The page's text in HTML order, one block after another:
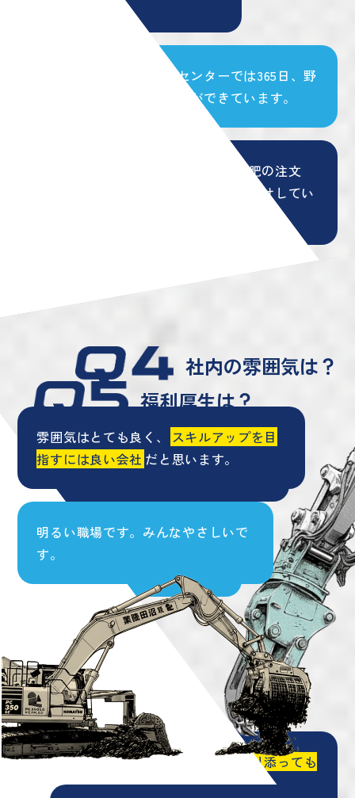
エコリサイクルセンターでは365日、野
菜の受け入れ体制ができています。
お客様の要望に合わせ、チップや堆肥の注文
は、天候を考慮して最短希望日にお届けしてい
社内の雰囲気は？
雰囲気はとても良く、
スキルアップを目
指すには良い会社 だと思います。
明るい職場です。みんなやさしいで
す。
福利厚生は？
資格取得のサポートもあります。
従業員やその 家族の健康面も
会社が気にかけてくれます
ひとり親や出産・子育て世帯にも寄り添っても
らえる、働きやすい会社です。